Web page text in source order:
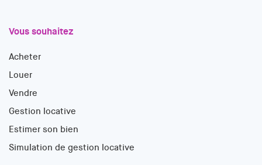
Vous souhaitez
Acheter
Louer
Vendre
Gestion locative
Estimer son bien
Simulation de gestion locative